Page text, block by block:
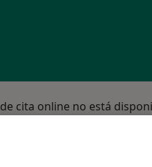
cita online no está